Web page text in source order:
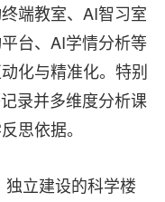
端教室、AI智习室
台、AI学情分析等
化与精准化。特别
录并多维度分析课
思依据。
独立建设的科学楼